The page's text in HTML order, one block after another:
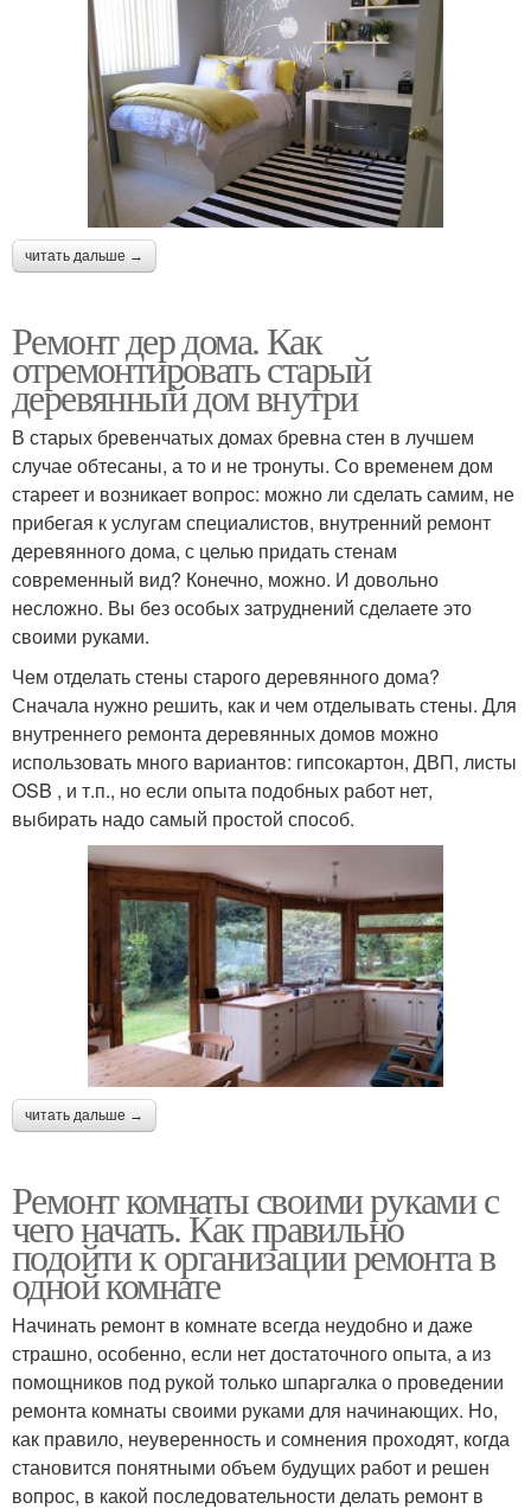
читать дальше →
Ремонт дер дома. Как
отремонтировать старый
деревянный дом внутри
В старых бревенчатых домах бревна стен в лучшем
случае обтесаны, а то и не тронуты. Со временем дом
стареет и возникает вопрос: можно ли сделать самим, не
прибегая к услугам специалистов, внутренний ремонт
деревянного дома, с целью придать стенам
современный вид? Конечно, можно. И довольно
несложно. Вы без особых затруднений сделаете это
своими руками.
Чем отделать стены старого деревянного дома?
Сначала нужно решить, как и чем отделывать стены. Для
внутреннего ремонта деревянных домов можно
использовать много вариантов: гипсокартон, ДВП, листы
OSB , и т.п., но если опыта подобных работ нет,
выбирать надо самый простой способ.
читать дальше →
Ремонт комнаты своими руками с
чего начать. Как правильно
подойти к организации ремонта в
одной комнате
Начинать ремонт в комнате всегда неудобно и даже
страшно, особенно, если нет достаточного опыта, а из
помощников под рукой только шпаргалка о проведении
ремонта комнаты своими руками для начинающих. Но,
как правило, неуверенность и сомнения проходят, когда
становится понятными объем будущих работ и решен
вопрос, в какой последовательности делать ремонт в